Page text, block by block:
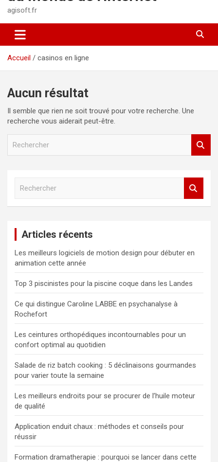
agisoft.fr
Accueil casinos en ligne
Aucun résultat
Il semble que rien ne soit trouvé pour votre recherche. Une
recherche vous aiderait peut-être.
c
h
e
r
Articles récents
Les meilleurs logiciels de motion design pour débuter en
animation cette année
Top 3 piscinistes pour la piscine coque dans les Landes
Ce qui distingue Caroline LABBE en psychanalyse à
Rochefort
Les ceintures orthopédiques incontournables pour un
confort optimal au quotidien
Salade de riz batch cooking : 5 déclinaisons gourmandes
pour varier toute la semaine
Les meilleurs endroits pour se procurer de l’huile moteur
de qualité
Application enduit chaux : méthodes et conseils pour
réussir
Formation dramatherapie : pourquoi se lancer dans cette